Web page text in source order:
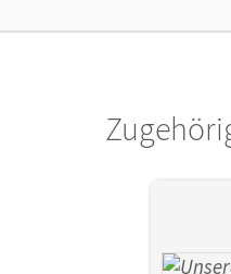
Privatpersonen, die nur mit
Herausgeber/-in